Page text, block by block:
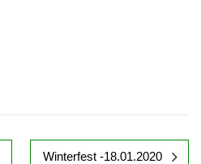
Winterfest -18.01.2020